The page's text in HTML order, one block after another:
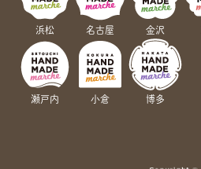
浜松 名古屋 金沢
瀬戸内 小倉 博多